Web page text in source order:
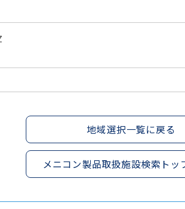
地域選択一覧に戻る
メニコン製品取扱施設検索トッ